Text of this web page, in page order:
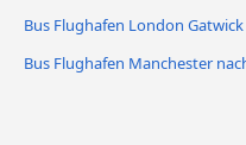
Bus Flughafen London
Bus Flughafen Manchester